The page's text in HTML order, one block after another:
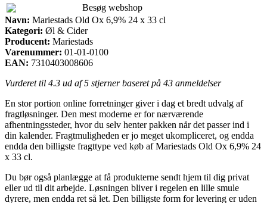
Besøg webshop
Navn: Mariestads Old Ox 6,9% 24 x 33 cl
Kategori: Øl & Cider
Producent: Mariestads
Varenummer: 01-01-0100
EAN: 7310403008606
Vurderet til 4.3 ud af 5 stjerner baseret på 43 anmeldelser
En stor portion online forretninger giver i dag et bredt udvalg af
fragtløsninger. Den mest moderne er for nærværende
afhentningssteder, hvor du selv henter pakken når det passer ind i
din kalender. Fragtmuligheden er jo meget ukompliceret, og endda
endda den billigste fragttype ved køb af Mariestads Old Ox 6,9% 24
x 33 cl.
Du bør også planlægge at få produkterne sendt hjem til dig privat
eller ud til dit arbejde. Løsningen bliver i regelen en lille smule
dyrere, men endda ret så let. Den billigste form for levering er uden